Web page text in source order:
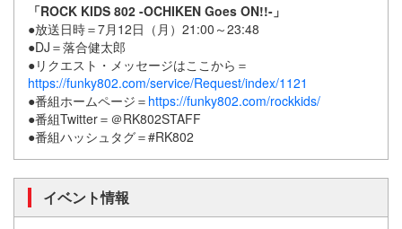
「ROCK KIDS 802 -OCHIKEN Goes ON!!-」
●放送日時＝7月12日（月）21:00～23:48
●DJ＝落合健太郎
●リクエスト・メッセージはここから＝
https://funky802.com/service/Request/index/1121
●番組ホームページ＝ https://funky802.com/rockkids/
●番組Twitter＝＠RK802STAFF
●番組ハッシュタグ＝#RK802
イベント情報